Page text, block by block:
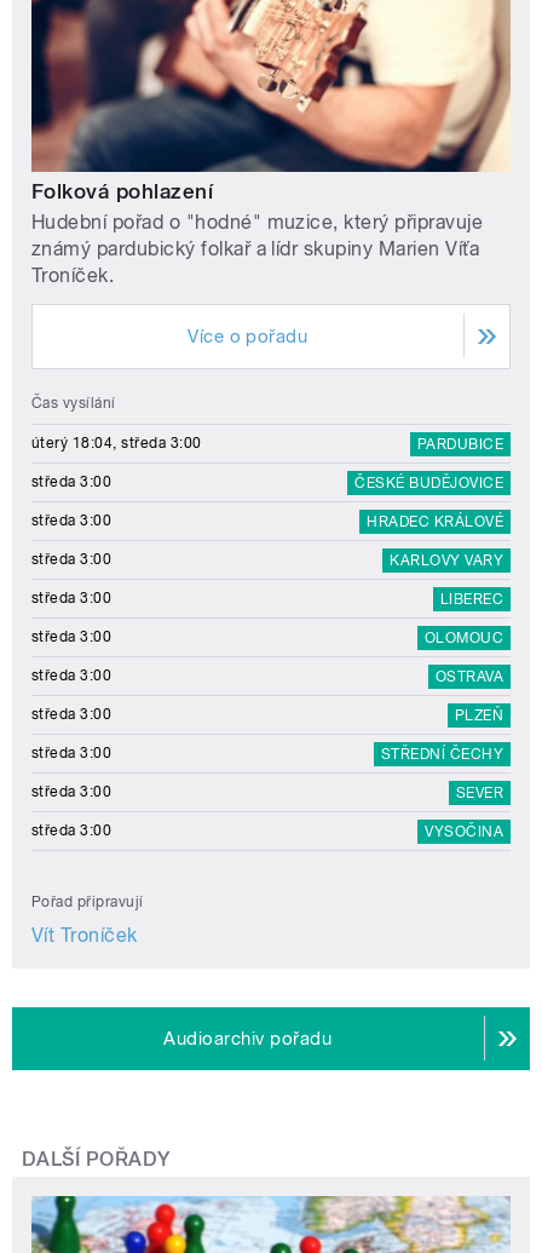
Folková pohlazení
Hudební pořad o "hodné" muzice, který připravuje
známý pardubický folkař a lídr skupiny Marien Víťa
Troníček.
Více o pořadu
Čas vysílání
úterý 18:04, středa 3:00 PARDUBICE
středa 3:00 ČESKÉ BUDĚJOVICE
středa 3:00 HRADEC KRÁLOVÉ
středa 3:00 KARLOVY VARY
středa 3:00 LIBEREC
středa 3:00 OLOMOUC
středa 3:00 OSTRAVA
středa 3:00 PLZEŇ
středa 3:00 STŘEDNÍ ČECHY
středa 3:00 SEVER
středa 3:00 VYSOČINA
Pořad připravují
Vít Troníček
Audioarchiv pořadu
DALŠÍ POŘADY